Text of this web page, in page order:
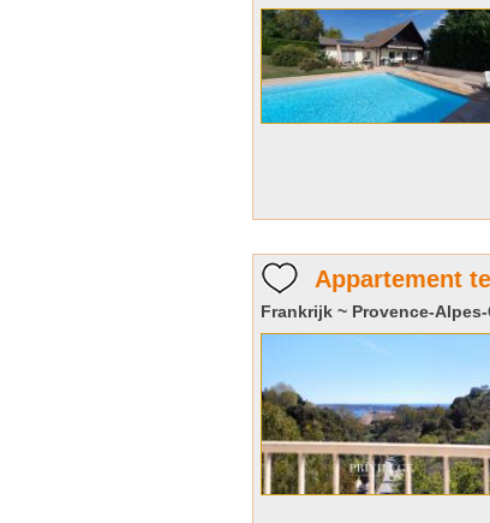
Appartement
Frankrijk ~ Provence-